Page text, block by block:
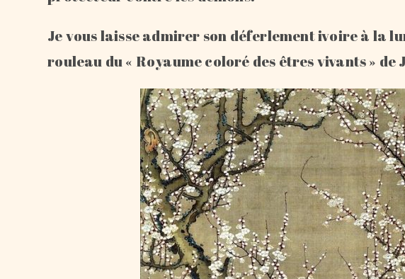
Je vous laisse admirer son déferlement ivoire à la
rouleau du « Royaume coloré des êtres vivants » de